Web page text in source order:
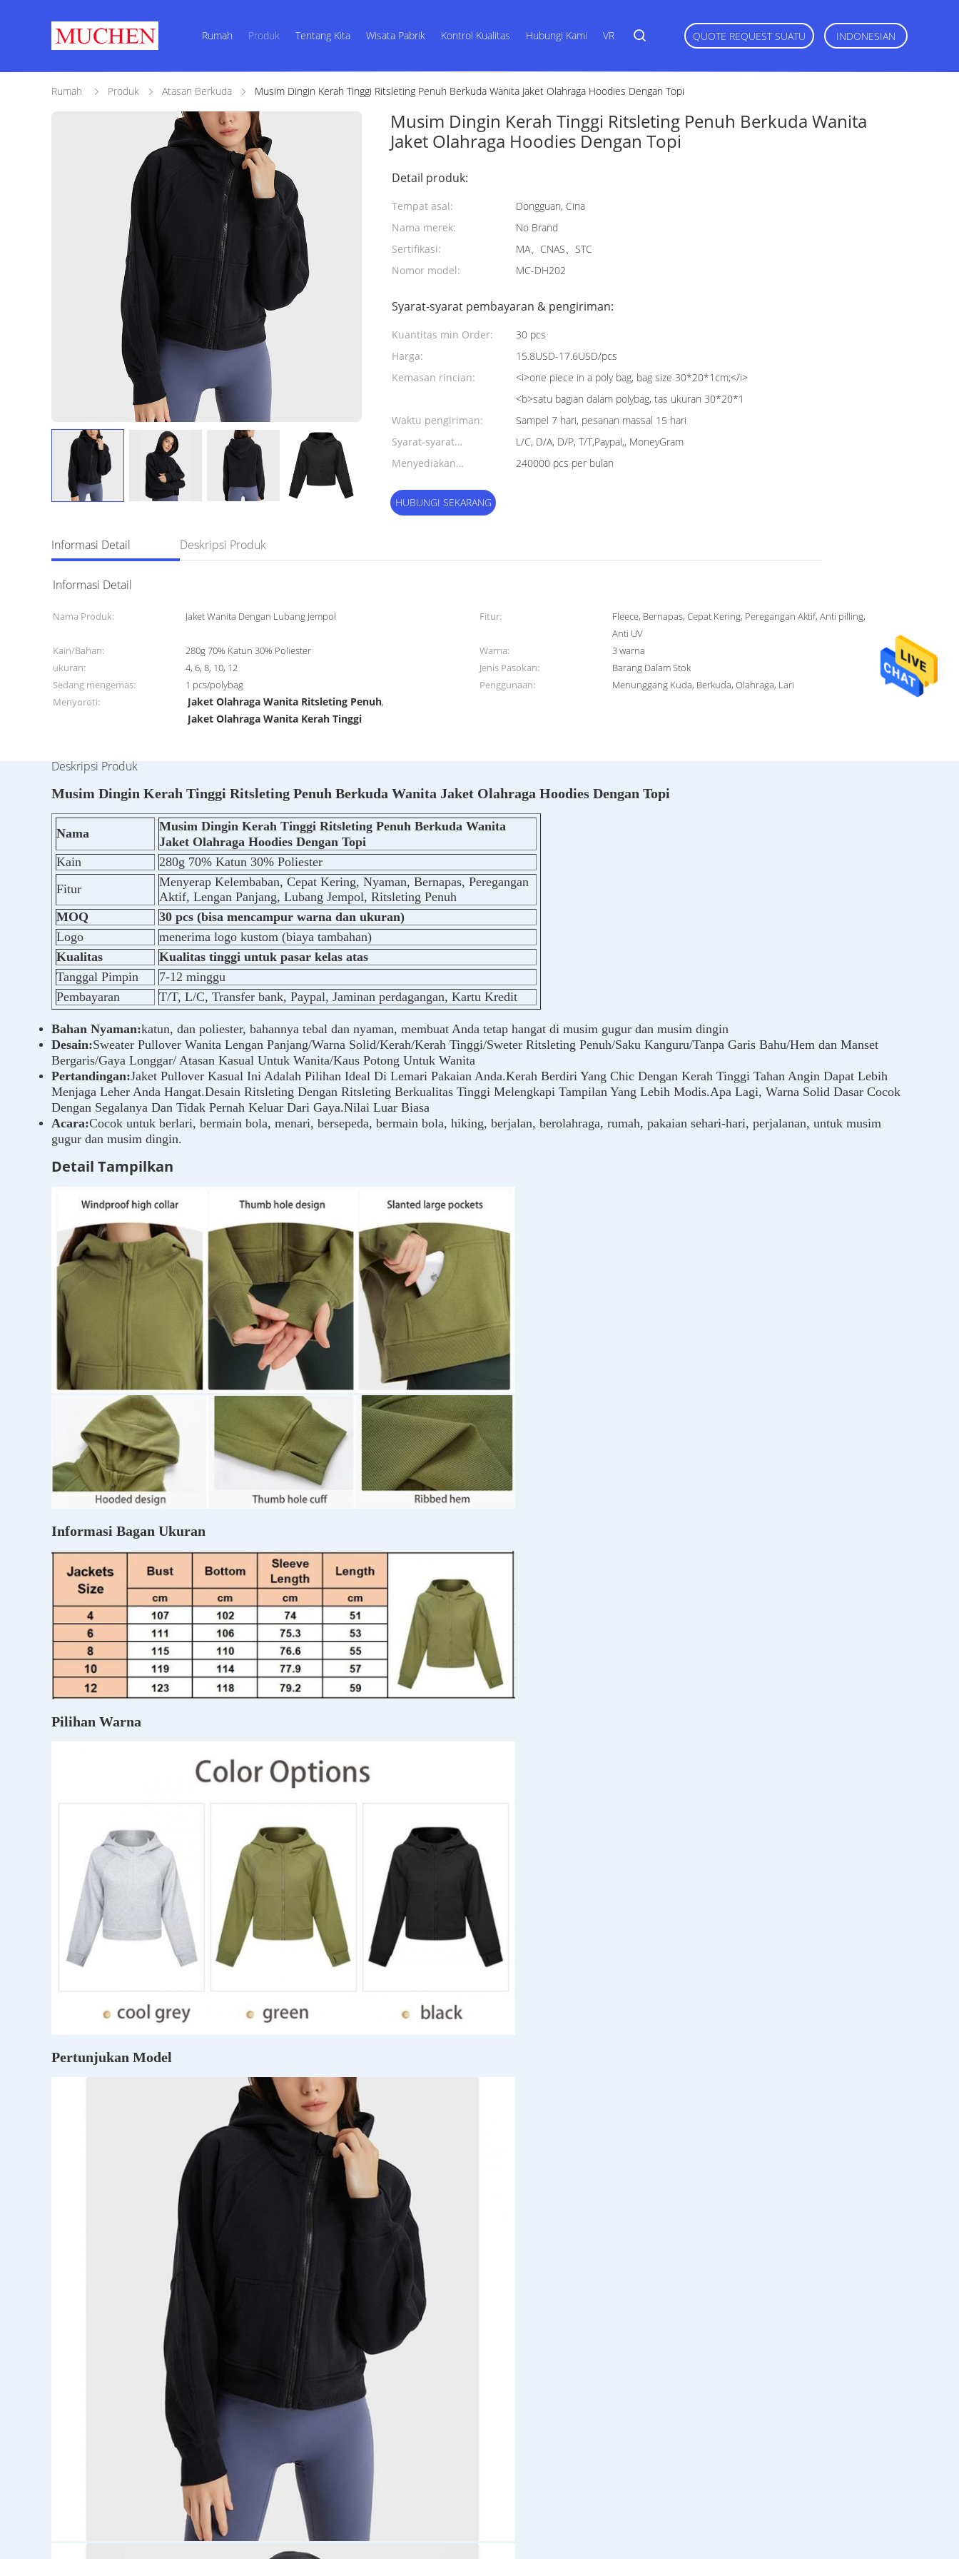
Rumah Produk Tentang Kita Wisata Pabrik Kontrol Kualitas Hubungi Kami VR QUOTE REQUEST SUATU INDONESIAN
Rumah Produk Atasan Berkuda Musim Dingin Kerah Tinggi Ritsleting Penuh Berkuda Wanita Jaket Olahraga Hoodies Dengan Topi
Musim Dingin Kerah Tinggi Ritsleting Penuh Berkuda Wanita
Jaket Olahraga Hoodies Dengan Topi
Detail produk:
Tempat asal:
Dongguan, Cina
Nama merek:
No Brand
Sertifikasi:
MA、CNAS、STC
Nomor model:
MC-DH202
Syarat-syarat pembayaran & pengiriman:
Kuantitas min Order:
30 pcs
Harga:
15.8USD-17.6USD/pcs
Kemasan rincian:
<i>one piece in a poly bag, bag size 30*20*1cm;</i>
<b>satu bagian dalam polybag, tas ukuran 30*20*1
Waktu pengiriman:
Sampel 7 hari, pesanan massal 15 hari
Syarat-syarat
pembayaran:
L/C, D/A, D/P, T/T,Paypal,, MoneyGram
Menyediakan
240000 pcs per bulan
HUBUNGI SEKARANG
Informasi Detail Deskripsi Produk
Informasi Detail
Nama Produk: Jaket Wanita Dengan Lubang Jempol Fitur:
Fleece, Bernapas, Cepat Kering, Peregangan Aktif, Anti pilling,
Anti UV
Kain/Bahan:
280g 70% Katun 30% Poliester Warna:
3 warna
ukuran:
4, 6, 8, 10, 12 Jenis Pasokan:
Barang Dalam Stok
Sedang mengemas:
1 pcs/polybag Penggunaan:
Menunggang Kuda, Berkuda, Olahraga, Lari
Menyoroti:
Jaket Olahraga Wanita Ritsleting Penuh,
Jaket Olahraga Wanita Kerah Tinggi
Deskripsi Produk
Musim Dingin Kerah Tinggi Ritsleting Penuh Berkuda Wanita Jaket Olahraga Hoodies Dengan Topi
Nama
Musim Dingin Kerah Tinggi Ritsleting Penuh Berkuda Wanita
Jaket Olahraga Hoodies Dengan Topi
Kain
280g 70% Katun 30% Poliester
Fitur
Menyerap Kelembaban, Cepat Kering, Nyaman, Bernapas, Peregangan
Aktif, Lengan Panjang, Lubang Jempol, Ritsleting Penuh
MOQ
30 pcs (bisa mencampur warna dan ukuran)
Logo
menerima logo kustom (biaya tambahan)
Kualitas
Kualitas tinggi untuk pasar kelas atas
Tanggal Pimpin
7-12 minggu
Pembayaran
T/T, L/C, Transfer bank, Paypal, Jaminan perdagangan, Kartu Kredit
Bahan Nyaman:katun, dan poliester, bahannya tebal dan nyaman, membuat Anda tetap hangat di musim gugur dan musim dingin
Desain:Sweater Pullover Wanita Lengan Panjang/Warna Solid/Kerah/Kerah Tinggi/Sweter Ritsleting Penuh/Saku Kanguru/Tanpa Garis Bahu/Hem dan Manset
Bergaris/Gaya Longgar/ Atasan Kasual Untuk Wanita/Kaus Potong Untuk Wanita
Pertandingan:Jaket Pullover Kasual Ini Adalah Pilihan Ideal Di Lemari Pakaian Anda.Kerah Berdiri Yang Chic Dengan Kerah Tinggi Tahan Angin Dapat Lebih
Menjaga Leher Anda Hangat.Desain Ritsleting Dengan Ritsleting Berkualitas Tinggi Melengkapi Tampilan Yang Lebih Modis.Apa Lagi, Warna Solid Dasar Cocok
Dengan Segalanya Dan Tidak Pernah Keluar Dari Gaya.Nilai Luar Biasa
Acara:Cocok untuk berlari, bermain bola, menari, bersepeda, bermain bola, hiking, berjalan, berolahraga, rumah, pakaian sehari-hari, perjalanan, untuk musim
gugur dan musim dingin.
Detail Tampilkan
Informasi Bagan Ukuran
Pilihan Warna
Pertunjukan Model